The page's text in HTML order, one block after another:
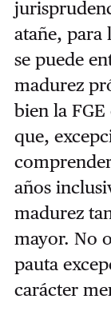
atañe, para
se puede
madurez
bien la
que,
años
madurez
mayor. No
pauta
carácter